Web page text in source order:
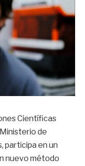
Científicas
de
participa en un
nuevo método